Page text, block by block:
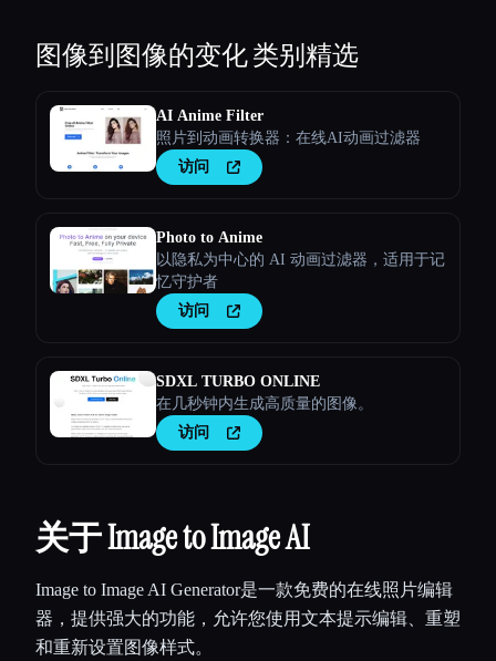
图像到图像的变化类别精选
AI Anime Filter
照片到动画转换器：在线AI动画过滤器
访问
Photo to Anime
以隐私为中心的 AI 动画过滤器，适用于记
忆守护者
访问
SDXL TURBO ONLINE
在几秒钟内生成高质量的图像。
访问
关于 Image to Image AI
Image to Image AI Generator是一款免费的在线照片编辑
器，提供强大的功能，允许您使用文本提示编辑、重塑
和重新设置图像样式。